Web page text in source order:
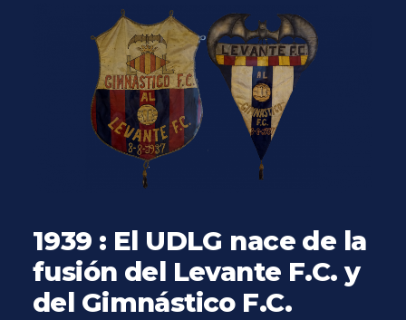
1939 : El UDLG nace de la
fusión del Levante F.C. y
del Gimnástico F.C.